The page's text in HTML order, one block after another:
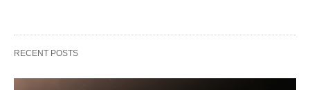
RECENT POSTS